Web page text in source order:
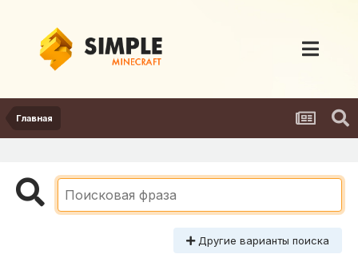
Главная
Другие варианты поиска